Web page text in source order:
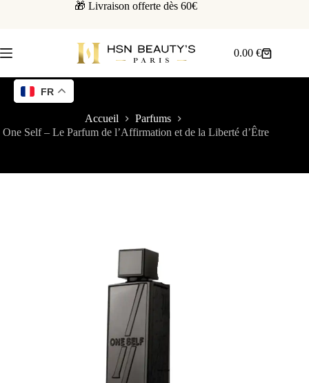
🎁 Livraison offerte dès 60€
0.00€
Accueil
Parfums
One Self – Le Parfum de l’Affirmation et de la Liberté d’Être
FR